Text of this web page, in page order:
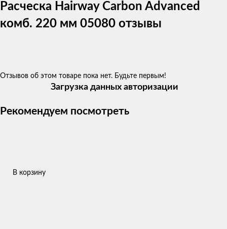
Расческа Hairway Carbon Advanced
комб. 220 мм 05080 отзывы
Отзывов об этом товаре пока нет. Будьте первым!
Загрузка данных авторизации
Рекомендуем посмотреть
В корзину